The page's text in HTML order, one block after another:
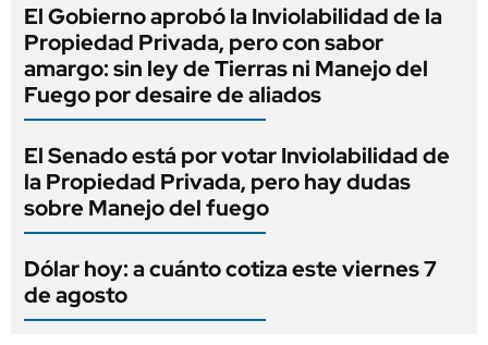
El Gobierno aprobó la Inviolabilidad de la
Propiedad Privada, pero con sabor
amargo: sin ley de Tierras ni Manejo del
Fuego por desaire de aliados
El Senado está por votar Inviolabilidad de
la Propiedad Privada, pero hay dudas
sobre Manejo del fuego
Dólar hoy: a cuánto cotiza este viernes 7
de agosto